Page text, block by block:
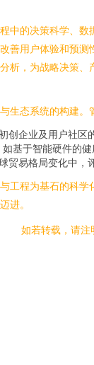
中的决策科学、
善用户体验和预
，为战略决策
态系统的构建。
企业及用户社
基于智能硬件的
易格局变化中
工程为基石的科
进。
如若转载，请